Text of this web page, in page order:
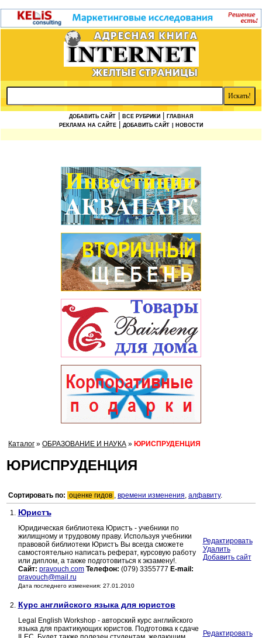
ДОБАВИТЬ САЙТ ВСЕ РУБРИКИ
ГЛАВНАЯ
РЕКЛАМА НА САЙТЕ
ДОБАВИТЬ САЙТ | НОВОСТИ
Каталог » ОБРАЗОВАНИЕ И НАУКА » ЮРИСПРУДЕНЦИЯ
ЮРИСПРУДЕНЦИЯ
Сортировать по: оценке гидов , времени изменения, алфавиту.
1. Юристъ
Юридическая библиотека Юристъ - учебники по
жилищному и трудовому праву. Используя учебники
правовой библиотеки Юристъ Вы всегда сможете
самостоятельно написать реферат, курсовую работу
или диплом, а также подготовиться к экзамену!.
Сайт: pravouch.com Телефон: (079) 3355777 E-mail:
pravouch@mail.ru
Дата последнего изменения: 27.01.2010
Редактировать
Удалить
Добавить сайт
2. Курс английского языка для юристов
Legal English Workshop - авторский курс английского
языка для практикующих юристов. Подготовка к сдаче
Редактировать